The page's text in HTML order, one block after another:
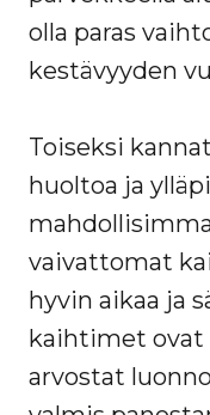
olla paras
kestävyyden
Toiseksi
huoltoa ja
vaivattomat
hyvin aikaa ja
kaihtimet ovat
arvostat